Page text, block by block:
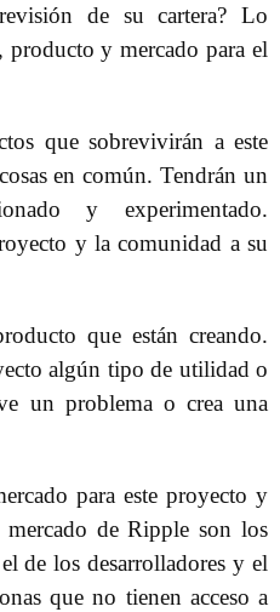
de su cartera? Lo
y mercado para el
que sobrevivirán a este
en común. Tendrán un
y experimentado.
y la comunidad a su
que están creando.
algún tipo de utilidad o
un problema o crea una
para este proyecto y
de Ripple son los
de los desarrolladores y el
que no tienen acceso a